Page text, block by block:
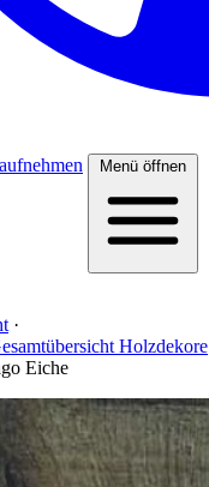
Menü öffnen
·
Holzdekore
Eiche